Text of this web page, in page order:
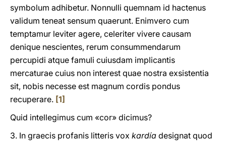
symbolum adhibetur. Nonnulli quemnam id hactenus
validum teneat sensum quaerunt. Enimvero cum
temptamur leviter agere, celeriter vivere causam
denique nescientes, rerum consummendarum
percupidi atque famuli cuiusdam implicantis
mercaturae cuius non interest quae nostra exsistentia
sit, nobis necesse est magnum cordis pondus
recuperare. [1]
Quid intellegimus cum «cor» dicimus?
3. In graecis profanis litteris vox kardía designat quod